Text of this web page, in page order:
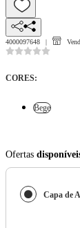
4000097648
CORES:
Bege
Ofertas